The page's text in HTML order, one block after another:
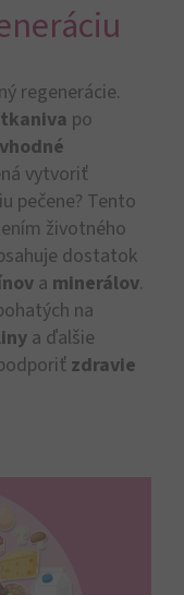
regenerácie.
po
vhodné
vytvoriť
pečene? Tento
životného
dostatok
a minerálov.
na
a ďalšie
zdravie